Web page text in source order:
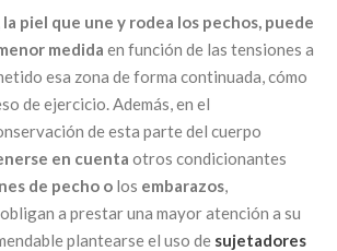
la piel que une y rodea los pechos, puede
medida en función de las tensiones a
esa zona de forma continuada, cómo
de ejercicio. Además, en el
de esta parte del cuerpo
en cuenta otros condicionantes
de pecho o los embarazos,
a prestar una mayor atención a su
plantearse el uso de sujetadores